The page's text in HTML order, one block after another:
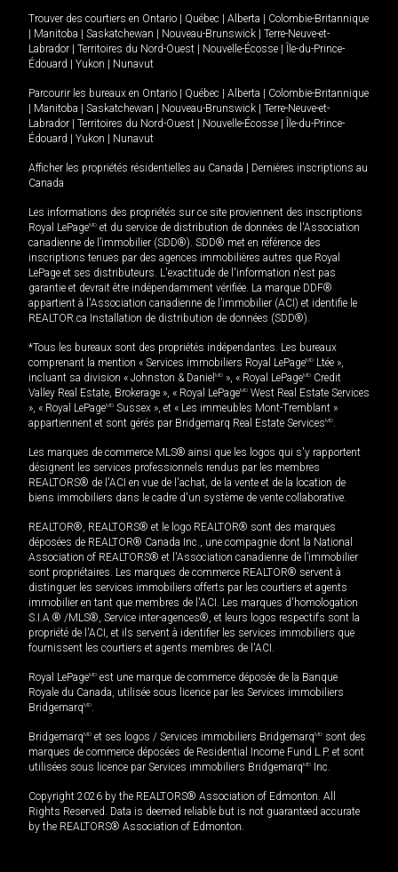
Trouver des courtiers en Ontario Québec Alberta
Colombie-Britannique
Manitoba Saskatchewan Nouveau-Brunswick
Terre-Neuve-et-
Labrador
Territoires du Nord-Ouest Nouvelle-Écosse
Île-du-Prince-
Édouard
Yukon Nunavut
Parcourir les bureaux en Ontario Québec Alberta
Colombie-Britannique
Manitoba Saskatchewan Nouveau-Brunswick
Terre-Neuve-et-
Labrador
Territoires du Nord-Ouest Nouvelle-Écosse
Île-du-Prince-
Édouard
Yukon Nunavut
Afficher les propriétés résidentielles au Canada
Dernières inscriptions au
Canada
Les informations des propriétés sur ce site proviennent des inscriptions
Royal LePageMD et du service de distribution de données de l'Association
canadienne de l’immobilier (SDD®). SDD® met en référence des
inscriptions tenues par des agences immobilières autres que Royal
LePage et ses distributeurs. L'exactitude de l'information n'est pas
garantie et devrait être indépendamment vérifiée. La marque DDF®
appartient à l'Association canadienne de l’immobilier (ACI) et identifie le
REALTOR.ca Installation de distribution de données (SDD®).
*Tous les bureaux sont des propriétés indépendantes. Les bureaux
comprenant la mention « Services immobiliers Royal LePageMD Ltée »,
incluant sa division « Johnston & Daniel MD », « Royal LePageMD Credit
Valley Real Estate, Brokerage », « Royal LePageMD West Real Estate Services
», « Royal LePageMD Sussex », et « Les immeubles Mont-Tremblant »
appartiennent et sont gérés par Bridgemarq Real Estate ServicesMD.
Les marques de commerce MLS® ainsi que les logos qui s'y rapportent
désignent les services professionnels rendus par les membres
REALTORS® de l'ACI en vue de l'achat, de la vente et de la location de
biens immobiliers dans le cadre d'un système de vente collaborative.
REALTOR®, REALTORS® et le logo REALTOR® sont des marques
déposées de REALTOR® Canada Inc., une compagnie dont la National
Association of REALTORS® et l'Association canadienne de l’immobilier
sont propriétaires. Les marques de commerce REALTOR® servent à
distinguer les services immobiliers offerts par les courtiers et agents
immobilier en tant que membres de l'ACI. Les marques d'homologation
S.I.A.® /MLS®, Service inter-agences®, et leurs logos respectifs sont la
propriété de l'ACI, et ils servent à identifier les services immobiliers que
fournissent les courtiers et agents membres de l'ACI.
Royal LePageMD est une marque de commerce déposée de la Banque
Royale du Canada, utilisée sous licence par les Services immobiliers
BridgemarqMD.
BridgemarqMD et ses logos / Services immobiliers BridgemarqMD sont des
marques de commerce déposées de Residential Income Fund L.P. et sont
utilisées sous licence par Services immobiliers BridgemarqMD Inc.
Copyright 2026 by the REALTORS® Association of Edmonton. All
Rights Reserved. Data is deemed reliable but is not guaranteed accurate
by the REALTORS® Association of Edmonton.